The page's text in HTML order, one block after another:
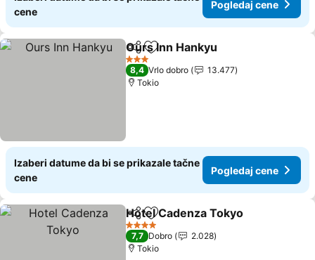
cene
Pogledaj cene
Deli Dodati u favorite
Ours Inn Hankyu
3 Zvezdice
8,4 Vrlo dobro
13.477
Tokio
Izaberi datume da bi se prikazale tačne
cene
Pogledaj cene
Deli Dodati u favorite
Hotel Cadenza Tokyo
4 Zvezdice
7,7 Dobro
2.028
Tokio